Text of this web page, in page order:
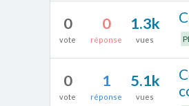
0
vote
0
réponse
1.3k
vues
0
vote
1
réponse
5.1k
vues